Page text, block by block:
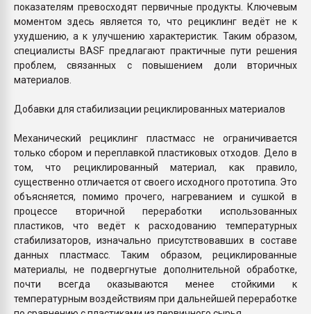
показателям превосходят первичные продукты. Ключевым
моментом здесь является то, что рециклинг ведёт не к
ухудшению, а к улучшению характеристик. Таким образом,
специалисты BASF предлагают практичные пути решения
проблем, связанных с повышением доли вторичных
материалов.
Добавки для стабилизации рециклированных материалов
Механический рециклинг пластмасс не ограничивается
только сбором и переплавкой пластиковых отходов. Дело в
том, что рециклированный материал, как правило,
существенно отличается от своего исходного прототипа. Это
объясняется, помимо прочего, нагреванием и сушкой в
процессе вторичной переработки использованных
пластиков, что ведёт к расходованию температурных
стабилизаторов, изначально присутствовавших в составе
данных пластмасс. Таким образом, рециклированные
материалы, не подвергнутые дополнительной обработке,
почти всегда оказываются менее стойкими к
температурным воздействиям при дальнейшей переработке